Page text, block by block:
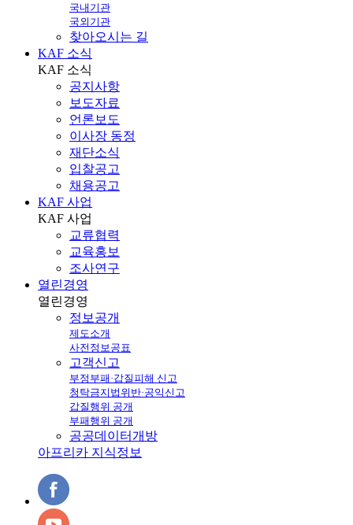
국내기관
국외기관
찾아오시는 길
KAF 소식
KAF 소식
공지사항
보도자료
언론보도
이사장 동정
재단소식
입찰공고
채용공고
KAF 사업
KAF 사업
교류협력
교육홍보
조사연구
열린경영
열린경영
정보공개
제도소개
사전정보공표
고객신고
부정부패·갑질피해 신고
청탁금지법위반·공익신고
갑질행위 공개
부패행위 공개
공공데이터개방
아프리카 지식정보